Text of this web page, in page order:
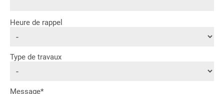
Heure de rappel
Type de travaux
Message*